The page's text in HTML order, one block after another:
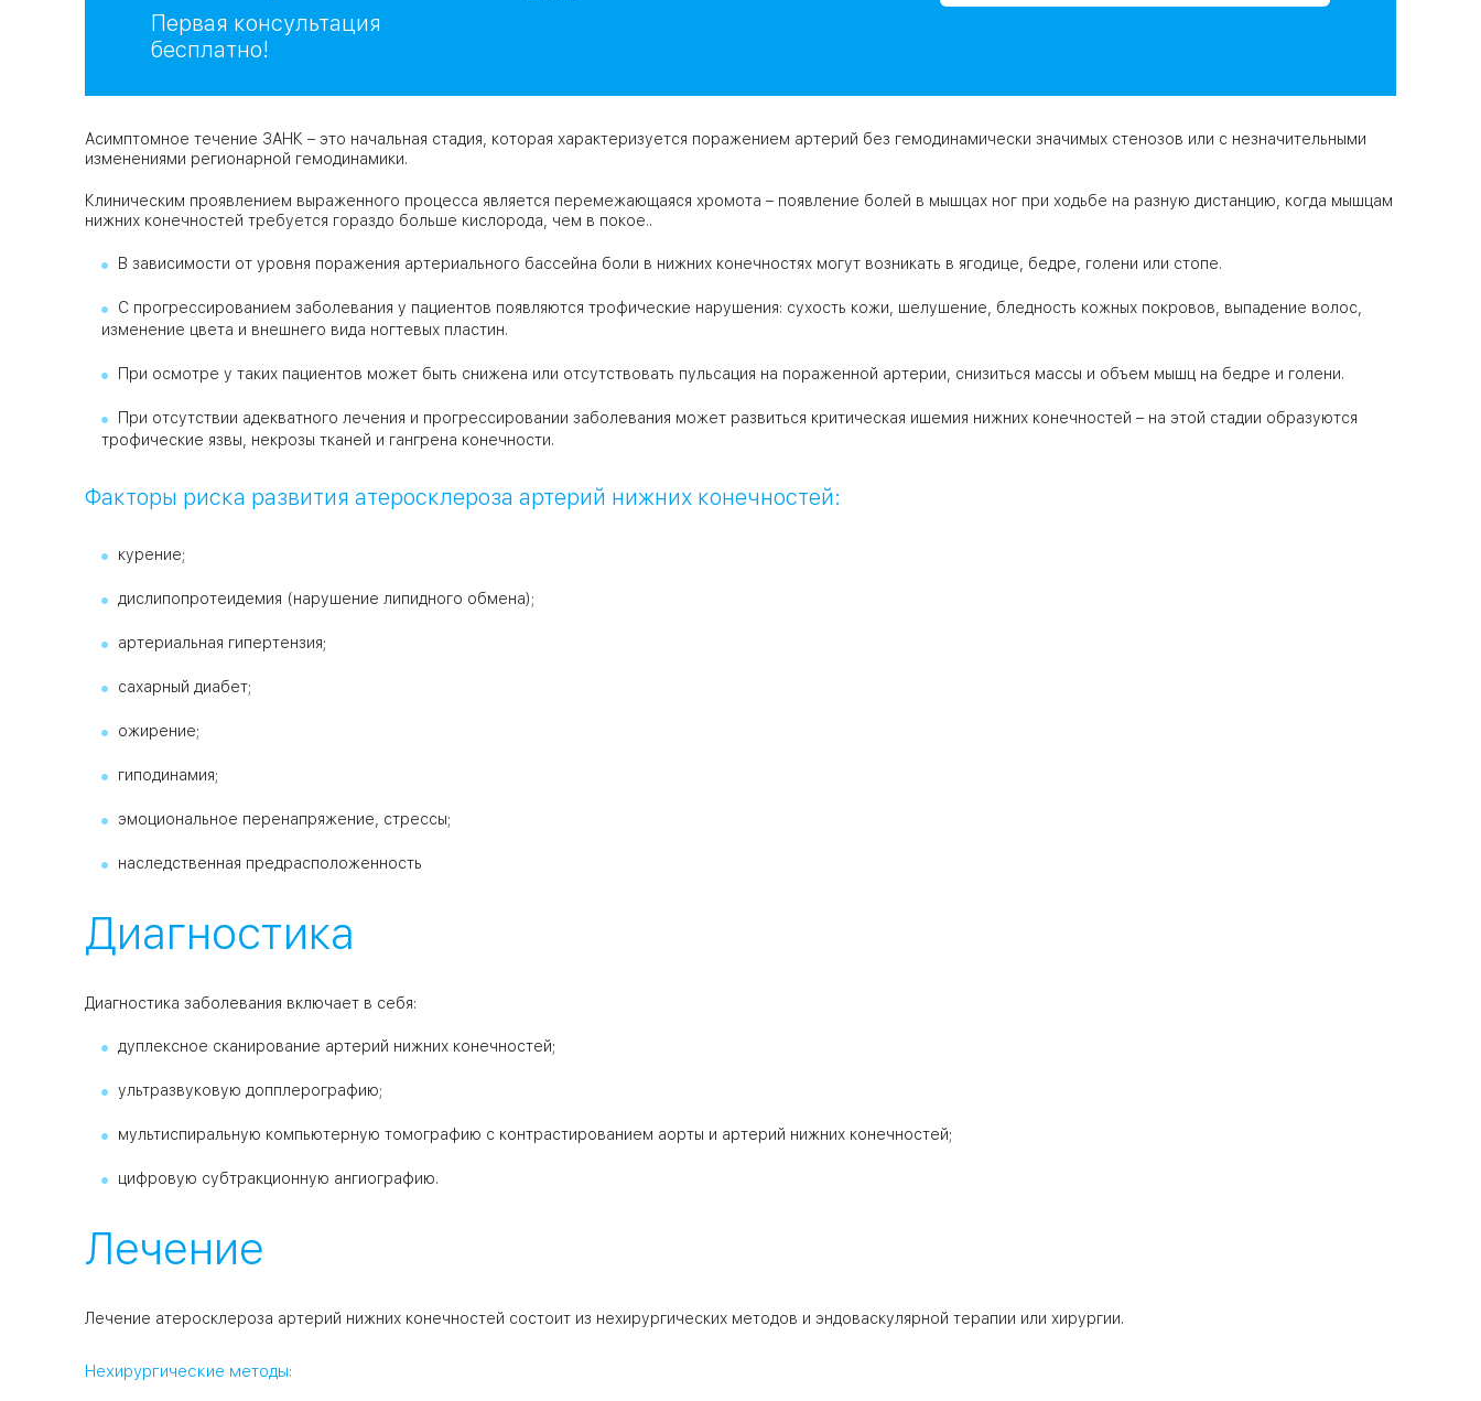
Первая консультация
бесплатно!
Асимптомное течение ЗАНК – это начальная стадия, которая характеризуется поражением артерий без гемодинамически значимых стенозов или с незначительными
изменениями регионарной гемодинамики.
Клиническим проявлением выраженного процесса является перемежающаяся хромота – появление болей в мышцах ног при ходьбе на разную дистанцию, когда мышцам
нижних конечностей требуется гораздо больше кислорода, чем в покое..
В зависимости от уровня поражения артериального бассейна боли в нижних конечностях могут возникать в ягодице, бедре, голени или стопе.
С прогрессированием заболевания у пациентов появляются трофические нарушения: сухость кожи, шелушение, бледность кожных покровов, выпадение волос,
изменение цвета и внешнего вида ногтевых пластин.
При осмотре у таких пациентов может быть снижена или отсутствовать пульсация на пораженной артерии, снизиться массы и объем мышц на бедре и голени.
При отсутствии адекватного лечения и прогрессировании заболевания может развиться критическая ишемия нижних конечностей – на этой стадии образуются
трофические язвы, некрозы тканей и гангрена конечности.
Факторы риска развития атеросклероза артерий нижних конечностей:
курение;
дислипопротеидемия (нарушение липидного обмена);
артериальная гипертензия;
сахарный диабет;
ожирение;
гиподинамия;
эмоциональное перенапряжение, стрессы;
наследственная предрасположенность
Диагностика
Диагностика заболевания включает в себя:
дуплексное сканирование артерий нижних конечностей;
ультразвуковую допплерографию;
мультиспиральную компьютерную томографию с контрастированием аорты и артерий нижних конечностей;
цифровую субтракционную ангиографию.
Лечение
Лечение атеросклероза артерий нижних конечностей состоит из нехирургических методов и эндоваскулярной терапии или хирургии.
Нехирургические методы: